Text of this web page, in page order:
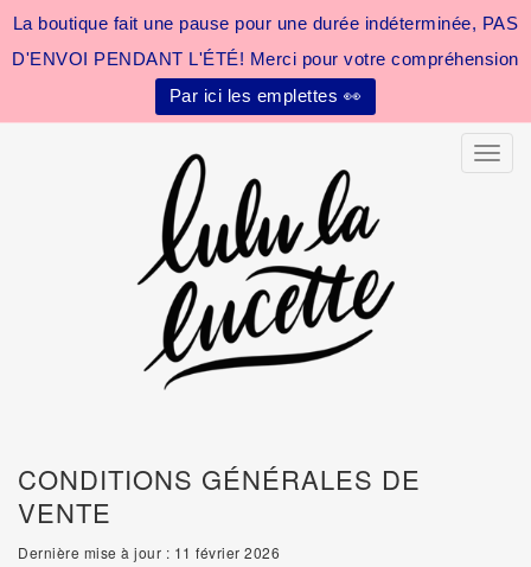
La boutique fait une pause pour une durée indéterminée, PAS
D'ENVOI PENDANT L'ÉTÉ! Merci pour votre compréhension
Par ici les emplettes 👀
CONDITIONS GÉNÉRALES DE
VENTE
Dernière mise à jour : 11 février 2026